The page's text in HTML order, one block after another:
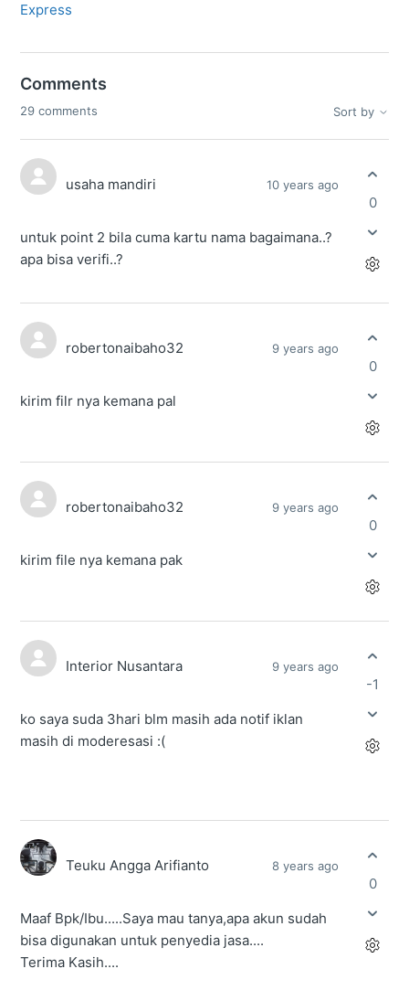
Express
Comments
29 comments Sort by
usaha mandiri 10 years ago
untuk point 2 bila cuma kartu nama bagaimana..?
apa bisa verifi..?
0
robertonaibaho32 9 years ago
kirim filr nya kemana pal
0
robertonaibaho32 9 years ago
kirim file nya kemana pak
0
Interior Nusantara 9 years ago
ko saya suda 3hari blm masih ada notif iklan
masih di moderesasi :(
-1
Teuku Angga Arifianto 8 years ago
Maaf Bpk/Ibu.....Saya mau tanya,apa akun sudah
bisa digunakan untuk penyedia jasa....
Terima Kasih....
0